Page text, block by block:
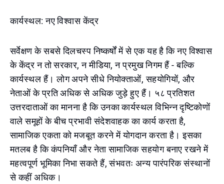
कार्यस्थल: नए विश्वास केंद्र
सर्वेक्षण के सबसे दिलचस्प निष्कर्षों में से एक यह है कि नए विश्वास
के केंद्र न तो सरकार, न मीडिया, न प्रमुख निगम हैं - बल्कि
कार्यस्थल हैं। लोग अपने सीधे नियोक्ताओं, सहयोगियों, और
नेताओं के प्रति अधिक से अधिक जुड़े हुए हैं। ५८ प्रतिशत
उत्तरदाताओं का मानना ​​है कि उनका कार्यस्थल विभिन्न दृष्टिकोणों
वाले समूहों के बीच प्रभावी संदेशवाहक का कार्य करता है,
सामाजिक एकता को मजबूत करने में योगदान करता है। इसका
मतलब है कि कंपनियाँ और नेता सामाजिक सहयोग बनाए रखने में
महत्वपूर्ण भूमिका निभा सकते हैं, संभवतः अन्य पारंपरिक संस्थानों
से कहीं अधिक।